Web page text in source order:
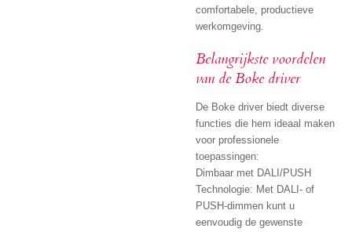
comfortabele, productieve
werkomgeving.
Belangrijkste voordelen
van de Boke driver
De Boke driver biedt diverse
functies die hem ideaal maken
voor professionele
toepassingen:
Dimbaar met DALI/PUSH
Technologie: Met DALI- of
PUSH-dimmen kunt u
eenvoudig de gewenste